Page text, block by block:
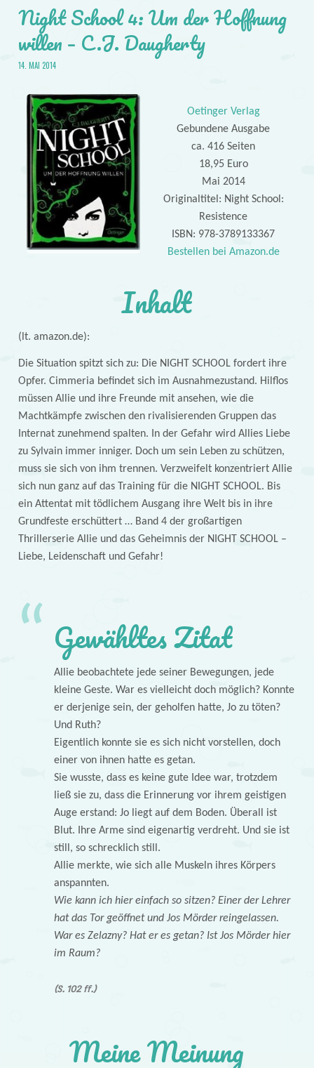
Night School 4: Um der Hoffnung
willen – C.J. Daugherty
14. MAI 2014
Oetinger Verlag
Gebundene Ausgabe
ca. 416 Seiten
18,95 Euro
Mai 2014
Originaltitel: Night School:
Resistence
ISBN: 978-3789133367
Bestellen bei Amazon.de
Inhalt
(lt. amazon.de):
Die Situation spitzt sich zu: Die NIGHT SCHOOL fordert ihre
Opfer. Cimmeria befindet sich im Ausnahmezustand. Hilflos
müssen Allie und ihre Freunde mit ansehen, wie die
Machtkämpfe zwischen den rivalisierenden Gruppen das
Internat zunehmend spalten. In der Gefahr wird Allies Liebe
zu Sylvain immer inniger. Doch um sein Leben zu schützen,
muss sie sich von ihm trennen. Verzweifelt konzentriert Allie
sich nun ganz auf das Training für die NIGHT SCHOOL. Bis
ein Attentat mit tödlichem Ausgang ihre Welt bis in ihre
Grundfeste erschüttert … Band 4 der großartigen
Thrillerserie Allie und das Geheimnis der NIGHT SCHOOL –
Liebe, Leidenschaft und Gefahr!
Gewähltes Zitat
Allie beobachtete jede seiner Bewegungen, jede
kleine Geste. War es vielleicht doch möglich? Konnte
er derjenige sein, der geholfen hatte, Jo zu töten?
Und Ruth?
Eigentlich konnte sie es sich nicht vorstellen, doch
einer von ihnen hatte es getan.
Sie wusste, dass es keine gute Idee war, trotzdem
ließ sie zu, dass die Erinnerung vor ihrem geistigen
Auge erstand: Jo liegt auf dem Boden. Überall ist
Blut. Ihre Arme sind eigenartig verdreht. Und sie ist
still, so schrecklich still.
Allie merkte, wie sich alle Muskeln ihres Körpers
anspannten.
Wie kann ich hier einfach so sitzen? Einer der Lehrer
hat das Tor geöffnet und Jos Mörder reingelassen.
War es Zelazny? Hat er es getan? Ist Jos Mörder hier
im Raum?
(S. 102 ff.)
Meine Meinung